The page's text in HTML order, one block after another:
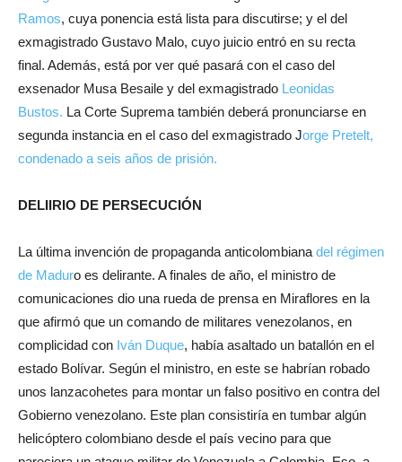
Ramos, cuya ponencia está lista para discutirse; y el del
exmagistrado Gustavo Malo, cuyo juicio entró en su recta
final. Además, está por ver qué pasará con el caso del
exsenador Musa Besaile y del exmagistrado Leonidas
Bustos. La Corte Suprema también deberá pronunciarse en
segunda instancia en el caso del exmagistrado Jorge Pretelt,
condenado a seis años de prisión.
DELIIRIO DE PERSECUCIÓN
La última invención de propaganda anticolombiana del régimen
de Maduro es delirante. A finales de año, el ministro de
comunicaciones dio una rueda de prensa en Miraflores en la
que afirmó que un comando de militares venezolanos, en
complicidad con Iván Duque, había asaltado un batallón en el
estado Bolívar. Según el ministro, en este se habrían robado
unos lanzacohetes para montar un falso positivo en contra del
Gobierno venezolano. Este plan consistiría en tumbar algún
helicóptero colombiano desde el país vecino para que